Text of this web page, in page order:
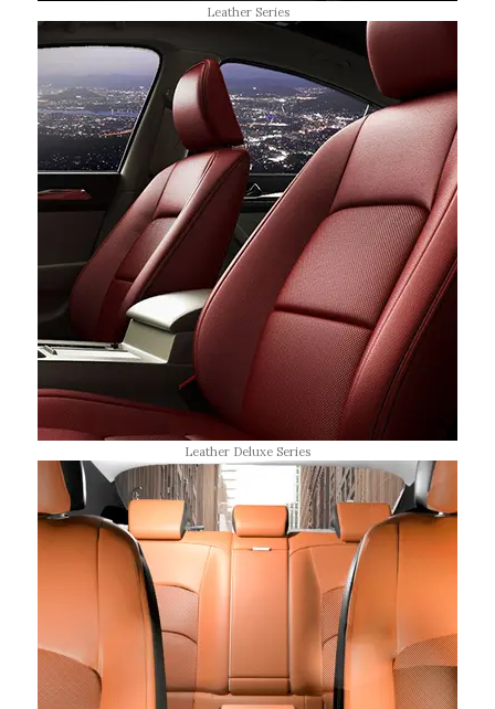
Leather Series
Leather Deluxe Series